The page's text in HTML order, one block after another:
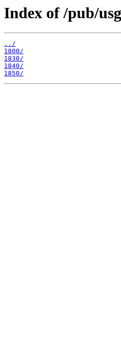
Index of /pub/
../
1800/
1830/
1840/
1850/